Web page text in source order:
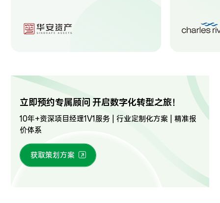
立即预约专属顾问 开启数字化转型之旅！
10年+资深项目经理1V1服务 | 行业定制化方案 | 精准报
价体系
获取策划方案